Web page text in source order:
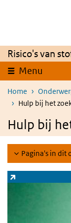
Overslaan en naar
Risico's van
Menu
Home
Hulp bij het
Hulp bij
Pagina's in dit
Zoeksysteem stoffen
(externe link)